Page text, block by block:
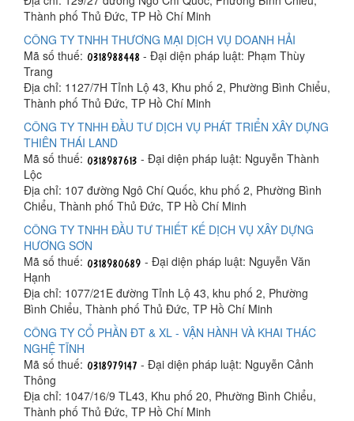
Thành phố Thủ Đức, TP Hồ Chí Minh
CÔNG TY TNHH THƯƠNG MẠI DỊCH VỤ DOANH HẢI
Mã số thuế:
- Đại diện pháp luật: Phạm Thùy
Trang
Địa chỉ: 1127/7H Tỉnh Lộ 43, Khu phố 2, Phường Bình Chiểu,
Thành phố Thủ Đức, TP Hồ Chí Minh
CÔNG TY TNHH ĐẦU TƯ DỊCH VỤ PHÁT TRIỂN XÂY DỰNG
THIÊN THÁI LAND
Mã số thuế:
- Đại diện pháp luật: Nguyễn Thành
Lộc
Địa chỉ: 107 đường Ngô Chí Quốc, khu phố 2, Phường Bình
Chiểu, Thành phố Thủ Đức, TP Hồ Chí Minh
CÔNG TY TNHH ĐẦU TƯ THIẾT KẾ DỊCH VỤ XÂY DỰNG
HƯƠNG SƠN
Mã số thuế:
- Đại diện pháp luật: Nguyễn Văn
Hạnh
Địa chỉ: 1077/21E đường Tỉnh Lộ 43, khu phố 2, Phường
Bình Chiểu, Thành phố Thủ Đức, TP Hồ Chí Minh
CÔNG TY CỔ PHẦN ĐT & XL - VẬN HÀNH VÀ KHAI THÁC
NGHỆ TĨNH
Mã số thuế:
- Đại diện pháp luật: Nguyễn Cảnh
Thông
Địa chỉ: 1047/16/9 TL43, Khu phố 20, Phường Bình Chiểu,
Thành phố Thủ Đức, TP Hồ Chí Minh